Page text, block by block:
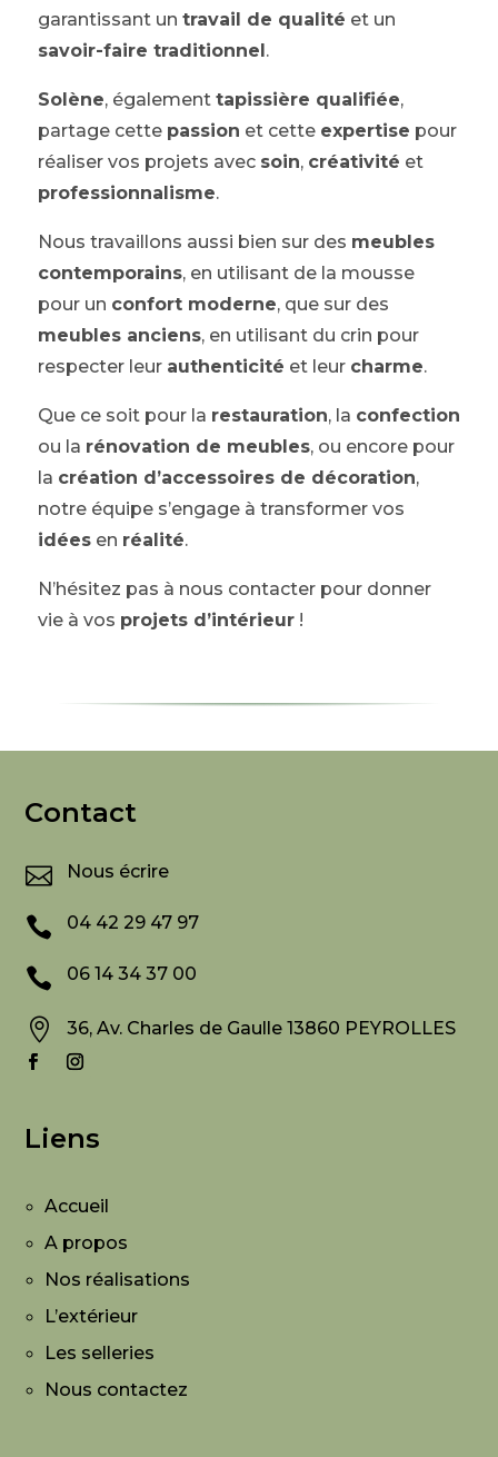
garantissant un travail de qualité et un
savoir-faire traditionnel.
Solène, également tapissière qualifiée,
partage cette passion et cette expertise pour
réaliser vos projets avec soin, créativité et
professionnalisme.
Nous travaillons aussi bien sur des meubles
contemporains, en utilisant de la mousse
pour un confort moderne, que sur des
meubles anciens, en utilisant du crin pour
respecter leur authenticité et leur charme.
Que ce soit pour la restauration, la confection
ou la rénovation de meubles, ou encore pour
la création d’accessoires de décoration,
notre équipe s’engage à transformer vos
idéesen réalité.
N’hésitez pas à nous contacter pour donner
vie à vos projets d’intérieur!
Contact
 Nous écrire
 04 42 29 47 97
 06 14 34 37 00
 36, Av. Charles de Gaulle 13860 PEYROLLES
Liens
Accueil
A propos
Nos réalisations
L’extérieur
Les selleries
Nous contactez